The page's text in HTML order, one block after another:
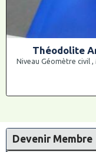
Théodolite
Niveau Géomètre civil
Devenir Membre